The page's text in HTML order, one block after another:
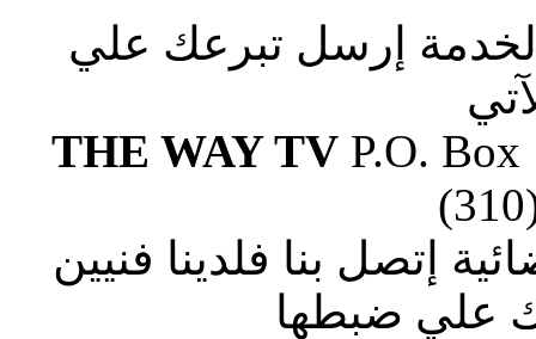
إرسل تبرعك علي
THE WAY TVP.O. Box
إتصل بنا فلدينا فنيين
علي ضبطها